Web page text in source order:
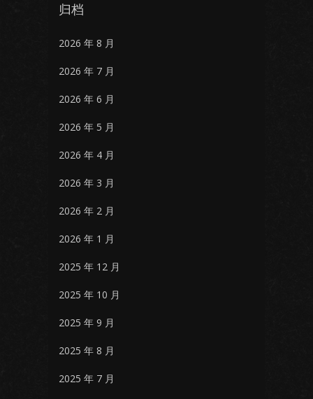
归档
2026 年 8 月
2026 年 7 月
2026 年 6 月
2026 年 5 月
2026 年 4 月
2026 年 3 月
2026 年 2 月
2026 年 1 月
2025 年 12 月
2025 年 10 月
2025 年 9 月
2025 年 8 月
2025 年 7 月